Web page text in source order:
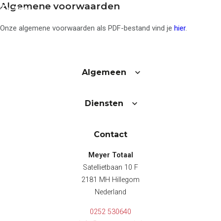
3D Keukenplanner
Video Wonen zonder
zorgen 65+
Doe de Toekomstklaar
Test
Veilige badkamer voor
senioren
keuken voor senioren
Algemene voorwaarden
Onze algemene voorwaarden als PDF-bestand vind je hier.
Algemeen
Diensten
Contact
Meyer Totaal
Satellietbaan 10 F
2181 MH Hillegom
Nederland
0252 530640